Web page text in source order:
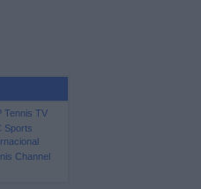
Tennis TV
Sports
Channel